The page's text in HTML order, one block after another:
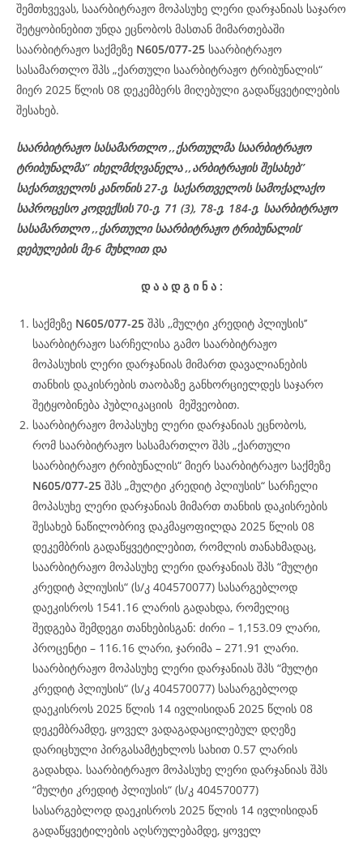
შემთხვევას, საარბიტრაჟო მოპასუხე ლერი დარჯანიას საჯარო
შეტყობინებით უნდა ეცნობოს მასთან მიმართებაში
საარბიტრაჟო საქმეზე N605/077-25 საარბიტრაჟო
სასამართლო შპს „ქართული საარბიტრაჟო ტრიბუნალის“
მიერ 2025 წლის 08 დეკემბერს მიღებული გადაწყვეტილების
შესახებ.
საარბიტრაჟო სასამართლო ,,ქართულმა საარბიტრაჟო
ტრიბუნალმა’’ იხელმძღვანელა ,,არბიტრაჟის შესახებ’’
საქართველოს კანონის 27-ე, საქართველოს სამოქალაქო
საპროცესო კოდექსის 70-ე, 71 (3), 78-ე, 184-ე, საარბიტრაჟო
სასამართლო ,,ქართული საარბიტრაჟო ტრიბუნალის’
დებულების მე-6 მუხლით და
დ ა ა დ გ ი ნ ა :
საქმეზე N605/077-25 შპს ,,მულტი კრედიტ პლიუსის’’
საარბიტრაჟო სარჩელისა გამო საარბიტრაჟო
მოპასუხის ლერი დარჯანიას მიმართ დავალიანების
თანხის დაკისრების თაობაზე განხორციელდეს საჯარო
შეტყობინება პუბლიკაციის მეშვეობით.
საარბიტრაჟო მოპასუხე ლერი დარჯანიას ეცნობოს,
რომ საარბიტრაჟო სასამართლო შპს „ქართული
საარბიტრაჟო ტრიბუნალის“ მიერ საარბიტრაჟო საქმეზე
N605/077-25 შპს „მულტი კრედიტ პლიუსის“ სარჩელი
მოპასუხე ლერი დარჯანიას მიმართ თანხის დაკისრების
შესახებ ნაწილობრივ დაკმაყოფილდა 2025 წლის 08
დეკემბრის გადაწყვეტილებით, რომლის თანახმადაც,
საარბიტრაჟო მოპასუხე ლერი დარჯანიას შპს “მულტი
კრედიტ პლიუსის“ (ს/კ 404570077) სასარგებლოდ
დაეკისროს 1541.16 ლარის გადახდა, რომელიც
შედგება შემდეგი თანხებისგან: ძირი – 1,153.09 ლარი,
პროცენტი – 116.16 ლარი, ჯარიმა – 271.91 ლარი.
საარბიტრაჟო მოპასუხე ლერი დარჯანიას შპს “მულტი
კრედიტ პლიუსის“ (ს/კ 404570077) სასარგებლოდ
დაეკისროს 2025 წლის 14 ივლისიდან 2025 წლის 08
დეკემბრამდე, ყოველ ვადაგადაცილებულ დღეზე
დარიცხული პირგასამტეხლოს სახით 0.57 ლარის
გადახდა. საარბიტრაჟო მოპასუხე ლერი დარჯანიას შპს
“მულტი კრედიტ პლიუსის“ (ს/კ 404570077)
სასარგებლოდ დაეკისროს 2025 წლის 14 ივლისიდან
გადაწყვეტილების აღსრულებამდე, ყოველ